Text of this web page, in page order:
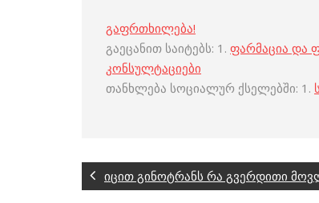
გაფრთხილება!
გაეცანით საიტებს: 1. ფარმაცია და
კონსულტაციები
თანხლება სოციალურ ქსელებში: 1.
იცით გინოტრანს რა გვერდითი